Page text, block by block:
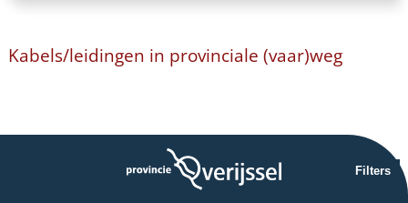
Kabels/leidingen in provinciale (vaar)weg
Filters